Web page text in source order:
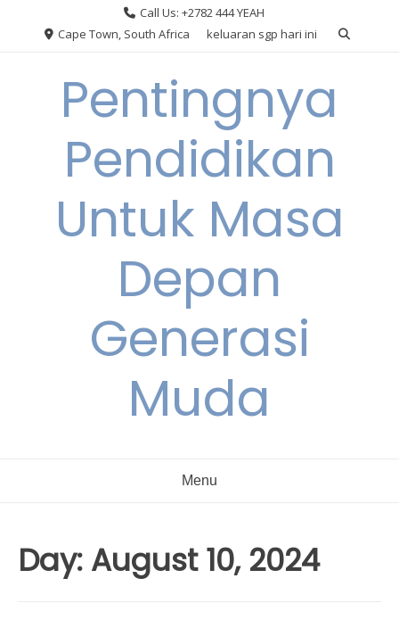
Call Us: +2782 444 YEAH
Cape Town, South Africa
keluaran sgp hari ini
Pentingnya
Pendidikan
Untuk Masa
Depan
Generasi
Muda
Menu
Day: August 10, 2024